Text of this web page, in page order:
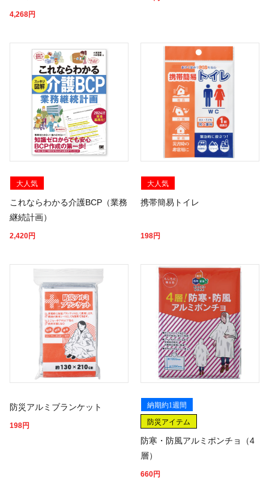
4,268円
大人気
これならわかる介護BCP（業務
継続計画）
2,420円
大人気
携帯簡易トイレ
198円
防災アルミブランケット
198円
納期約1週間
防災アイテム
防寒・防風アルミポンチョ（4
層）
660円